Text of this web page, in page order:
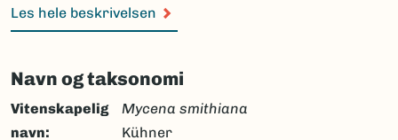
Les hele beskrivelsen
Navn og taksonomi
Vitenskapelig
navn:
Mycena smithiana
Kühner